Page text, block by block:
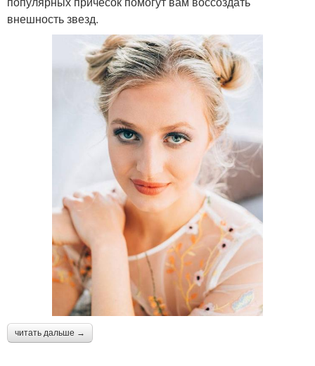
внешность звезд.
читать дальше →